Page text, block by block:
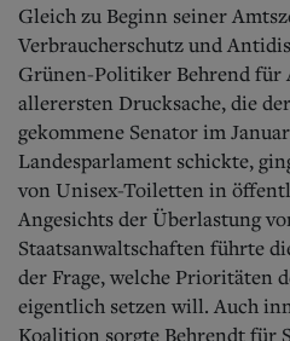
Gleich zu Beginn seiner
Verbraucherschutz und
Grünen-Politiker Behrend für
allerersten Drucksache, die
gekommene Senator im
Landesparlament schickte,
von Unisex-Toiletten in
Angesichts der Überlastung
Staatsanwaltschaften führte
der Frage, welche Prioritäten
eigentlich setzen will. Auch
Koalition sorgte Behrendt für